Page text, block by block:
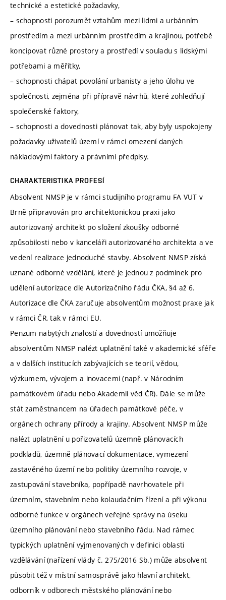
technické a estetické požadavky,
– schopnosti porozumět vztahům mezi lidmi a urbánním
prostředím a mezi urbánním prostředím a krajinou, potřebě
koncipovat různé prostory a prostředí v souladu s lidskými
potřebami a měřítky,
– schopnosti chápat povolání urbanisty a jeho úlohu ve
společnosti, zejména při přípravě návrhů, které zohledňují
společenské faktory,
– schopnosti a dovednosti plánovat tak, aby byly uspokojeny
požadavky uživatelů území v rámci omezení daných
nákladovými faktory a právními předpisy.
CHARAKTERISTIKA PROFESÍ
Absolvent NMSP je v rámci studijního programu FA VUT v
Brně připravován pro architektonickou praxi jako
autorizovaný architekt po složení zkoušky odborné
způsobilosti nebo v kanceláři autorizovaného architekta a ve
vedení realizace jednoduché stavby. Absolvent NMSP získá
uznané odborné vzdělání, které je jednou z podmínek pro
udělení autorizace dle Autorizačního řádu ČKA, §4 až 6.
Autorizace dle ČKA zaručuje absolventům možnost praxe jak
v rámci ČR, tak v rámci EU.
Penzum nabytých znalostí a dovedností umožňuje
absolventům NMSP nalézt uplatnění také v akademické sféře
a v dalších institucích zabývajících se teorií, vědou,
výzkumem, vývojem a inovacemi (např. v Národním
památkovém úřadu nebo Akademii věd ČR). Dále se může
stát zaměstnancem na úřadech památkové péče, v
orgánech ochrany přírody a krajiny. Absolvent NMSP může
nalézt uplatnění u pořizovatelů územně plánovacích
podkladů, územně plánovací dokumentace, vymezení
zastavěného území nebo politiky územního rozvoje, v
zastupování stavebníka, popřípadě navrhovatele při
územním, stavebním nebo kolaudačním řízení a při výkonu
odborné funkce v orgánech veřejné správy na úseku
územního plánování nebo stavebního řádu. Nad rámec
typických uplatnění vyjmenovaných v definici oblasti
vzdělávání (nařízení vlády č. 275/2016 Sb.) může absolvent
působit též v místní samosprávě jako hlavní architekt,
odborník v odborech městského plánování nebo